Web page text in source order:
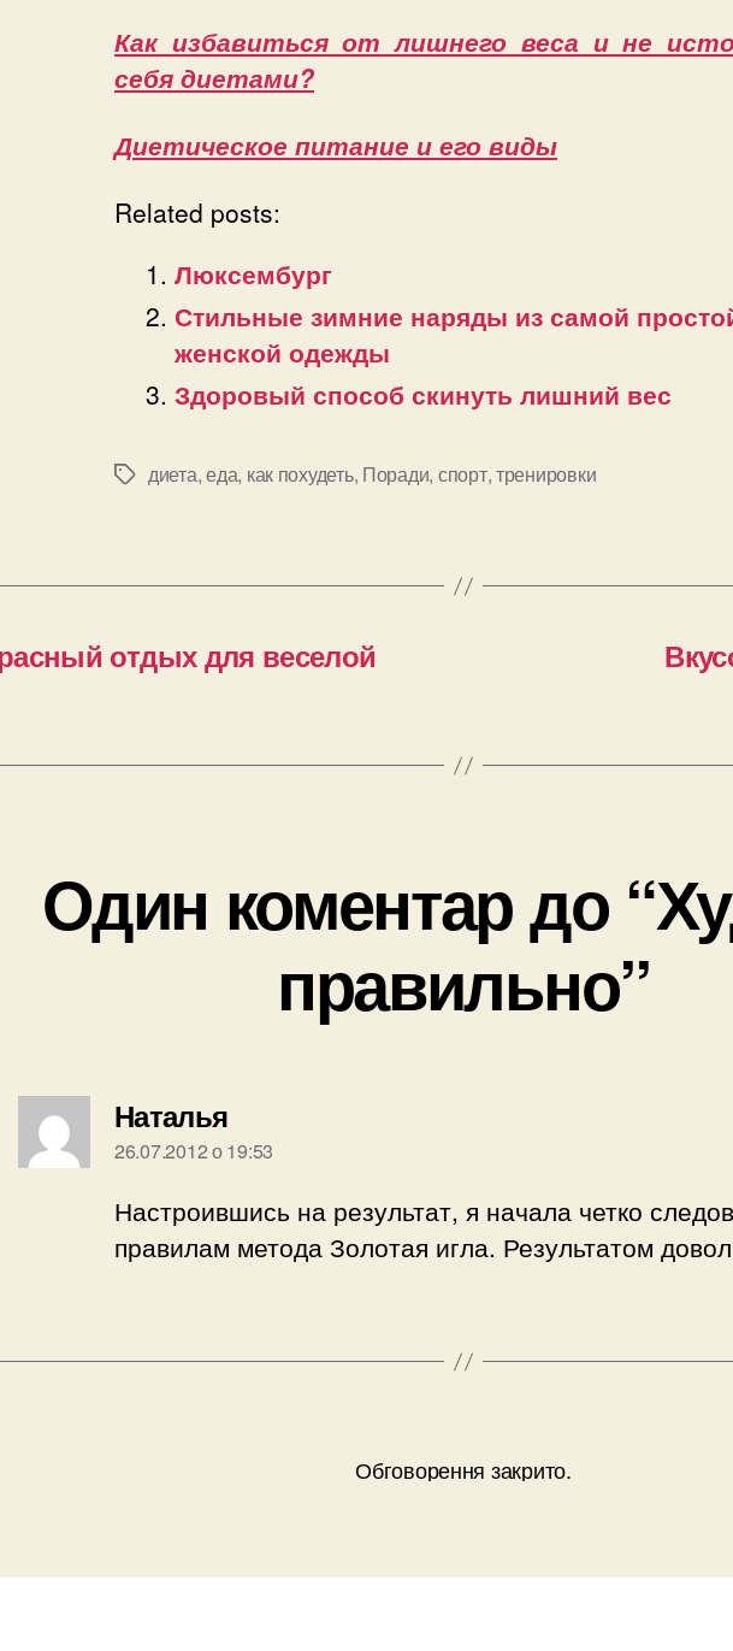
Как избавиться от лишнего веса и не
себя диетами?
Диетическое питание и его виды
Related posts:
Люксембург
Стильные зимние наряды из самой
женской одежды
Здоровый способ скинуть лишний вес
Позначки
диета,еда, как похудеть, Поради, спорт,тренировки
отдых для веселой
Один коментар до
правильно”
Натальяговорить:
26.07.2012 о 19:53
Настроившись на результат, я начала четко
правилам метода Золотая игла. Результатом
Обговорення закрито.